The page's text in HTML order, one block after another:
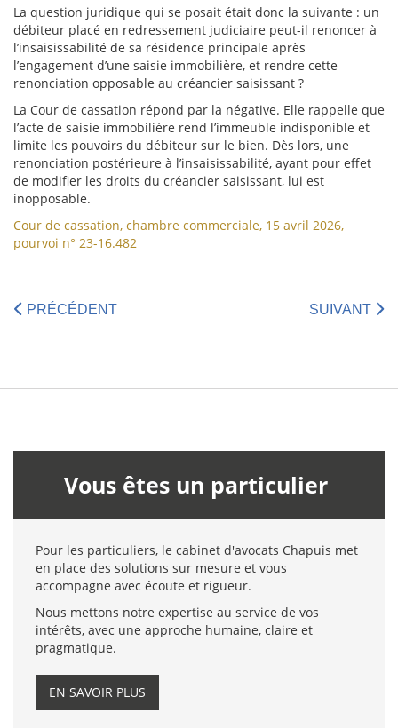
La question juridique qui se posait était donc la suivante : un
débiteur placé en redressement judiciaire peut-il renoncer à
l’insaisissabilité de sa résidence principale après
l’engagement d’une saisie immobilière, et rendre cette
renonciation opposable au créancier saisissant ?
La Cour de cassation répond par la négative. Elle rappelle que
l’acte de saisie immobilière rend l’immeuble indisponible et
limite les pouvoirs du débiteur sur le bien. Dès lors, une
renonciation postérieure à l’insaisissabilité, ayant pour effet
de modifier les droits du créancier saisissant, lui est
inopposable.
Cour de cassation, chambre commerciale, 15 avril 2026,
pourvoi n° 23-16.482
PRÉCÉDENT SUIVANT
Vous êtes un particulier
Pour les particuliers, le cabinet d'avocats Chapuis met
en place des solutions sur mesure et vous
accompagne avec écoute et rigueur.
Nous mettons notre expertise au service de vos
intérêts, avec une approche humaine, claire et
pragmatique.
EN SAVOIR PLUS